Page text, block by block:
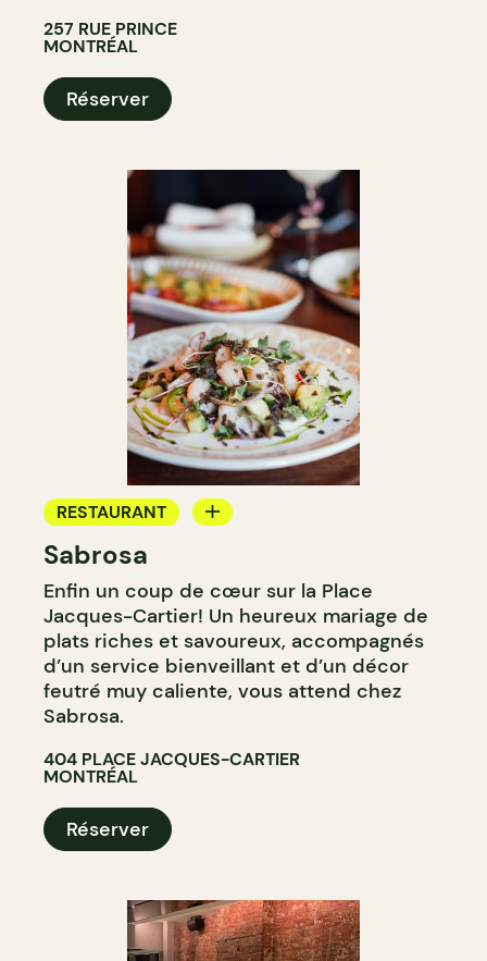
257 RUE PRINCE
MONTRÉAL
Réserver
RESTAURANT
BAR
BAR À VIN
BAR À COCKTAIL
Sabrosa
Enfin un coup de cœur sur la Place
Jacques-Cartier! Un heureux mariage de
plats riches et savoureux, accompagnés
d’un service bienveillant et d’un décor
feutré muy caliente, vous attend chez
Sabrosa.
404 PLACE JACQUES-CARTIER
MONTRÉAL
Réserver